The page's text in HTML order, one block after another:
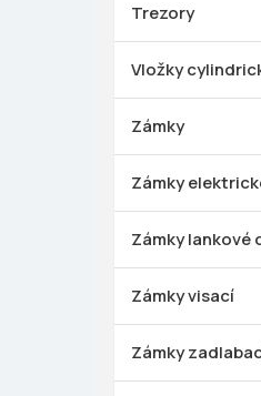
Trezory
Vložky
Zámky
Zámky
Zámky
Zámky visací
Zámky